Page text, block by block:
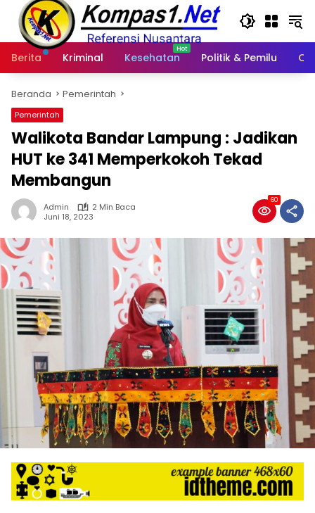
Langsung
konten
Berita
Kriminal Kesehatan Politik & Pemilu
Beranda Pemerintah
Pemerintah
Walikota Bandar Lampung : Jadikan
HUT ke 341 Memperkokoh Tekad
Membangun
Admin
2 Min Baca
Juni 18, 2023
60